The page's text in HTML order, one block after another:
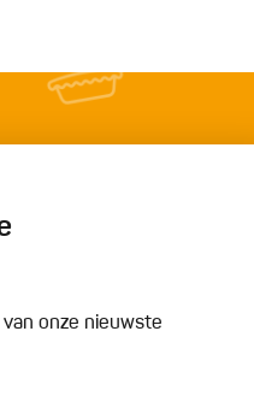
onze nieuwste